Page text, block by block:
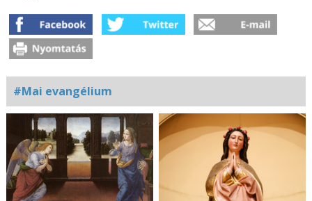
#Mai evangélium
Kapcsolódó
fotógaléria